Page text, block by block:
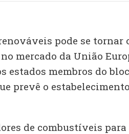
pode se tornar
mercado da União
estados membros do
prevê o
de combustíveis